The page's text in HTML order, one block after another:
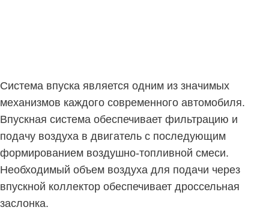
Система впуска является одним из значимых
механизмов каждого современного автомобиля.
Впускная система обеспечивает фильтрацию и
подачу воздуха в двигатель с последующим
формированием воздушно-топливной смеси.
Необходимый объем воздуха для подачи через
впускной коллектор обеспечивает дроссельная
заслонка.